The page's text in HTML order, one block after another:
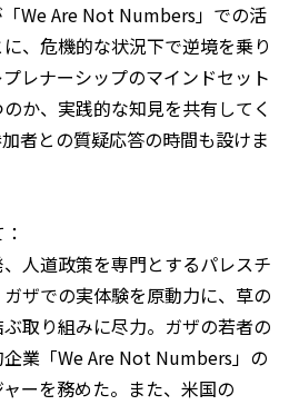
We Are Not Numbers」での活
、危機的な状況下で逆境を乗り
レナーシップのマインドセット
か、実践的な知見を共有してく
者との質疑応答の時間も設けま
人道政策を専門とするパレスチ
ザでの実体験を原動力に、草の
取り組みに尽力。ガザの若者の
業「We Are Not Numbers」の
ーを務めた。また、米国の